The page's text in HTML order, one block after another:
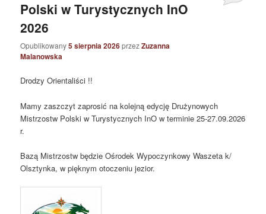
Polski w Turystycznych InO
2026
Opublikowany5 sierpnia 2026przezZuzanna
Malanowska
Drodzy Orientaliści !!
Mamy zaszczyt zaprosić na kolejną edycję Drużynowych
Mistrzostw Polski w Turystycznych InO w terminie 25-27.09.2026
r.
Bazą Mistrzostw będzie Ośrodek Wypoczynkowy Waszeta k/
Olsztynka, w pięknym otoczeniu jezior.